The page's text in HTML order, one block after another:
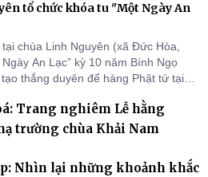
tổ chức khóa tu "Một Ngày An
chùa Linh Nguyên (xã Đức Hòa,
An Lạc” kỳ 10 năm Bính Ngọ
thắng duyên để hàng Phật tử tại
Trang nghiêm Lễ hằng
trường chùa Khải Nam
Nhìn lại những khoảnh khắc